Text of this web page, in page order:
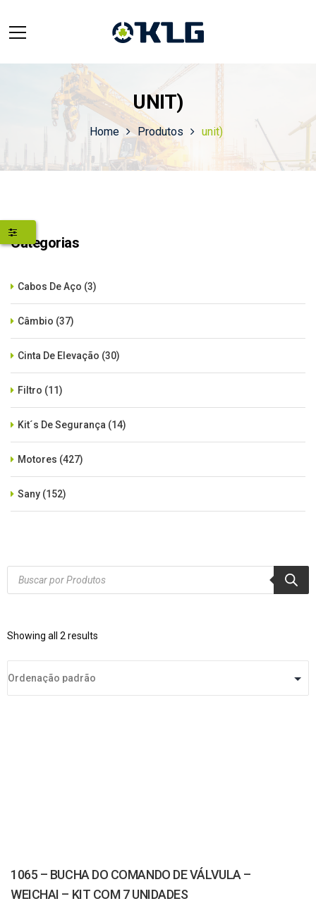
UNIT)
Home Produtos unit)
Categorias
Cabos De Aço (3)
Câmbio (37)
Cinta De Elevação (30)
Filtro (11)
Kit´s De Segurança (14)
Motores (427)
Sany (152)
Zoomlion(84)
Products
search
Showing all 2 results
1065 – BUCHA DO COMANDO DE VÁLVULA –
WEICHAI – KIT COM 7 UNIDADES